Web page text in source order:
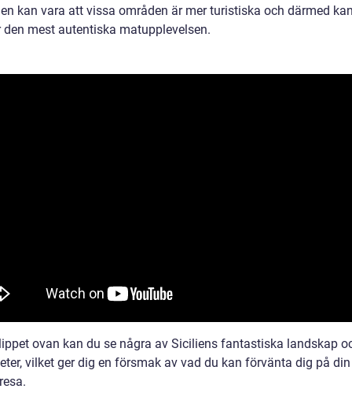
kan vara att vissa områden är mer turistiska och därmed
den mest autentiska matupplevelsen.
ovan kan du se några av Siciliens fantastiska landskap
vilket ger dig en försmak av vad du kan förvänta dig på